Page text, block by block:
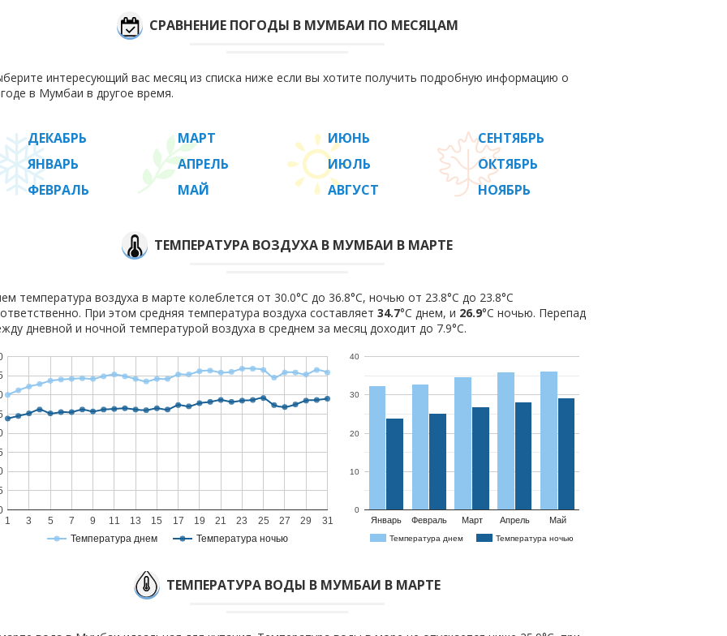
СРАВНЕНИЕ ПОГОДЫ В МУМБАИ ПО МЕСЯЦАМ
интересующий вас месяц из списка ниже если вы хотите получить подробную информацию о
в Мумбаи в другое время.
ДЕКАБРЬ
ЯНВАРЬ
ФЕВРАЛЬ
МАРТ
АПРЕЛЬ
МАЙ
ИЮНЬ
ИЮЛЬ
АВГУСТ
СЕНТЯБРЬ
ОКТЯБРЬ
НОЯБРЬ
ТЕМПЕРАТУРА ВОЗДУХА В МУМБАИ В МАРТЕ
температура воздуха в марте колеблется от 30.0°C до 36.8°C, ночью от 23.8°C до 23.8°C
При этом средняя температура воздуха составляет 34.7°C днем, и 26.9°C ночью. Перепад
дневной и ночной температурой воздуха в среднем за месяц доходит до 7.9°С.
Температура днем Температура ночью
1 3 5 7 9 11 13 15 17 19 21 23 25 27 29 31
Температура днем Температура ночью
Январь Февраль Март Апрель Май
0
10
20
30
40
ТЕМПЕРАТУРА ВОДЫ В МУМБАИ В МАРТЕ